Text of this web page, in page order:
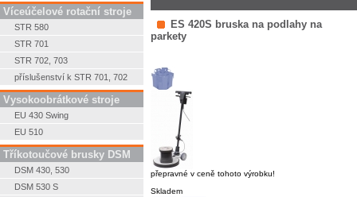
Víceúčelové rotační stroje
STR 580
STR 701
STR 702, 703
příslušenství k STR 701, 702
Vysokoobrátkové stroje
EU 430 Swing
EU 510
Tříkotoučové brusky DSM
DSM 430, 530
DSM 530 S
ES 420S bruska na podlahy na
parkety
přepravné v ceně tohoto výrobku!
Skladem